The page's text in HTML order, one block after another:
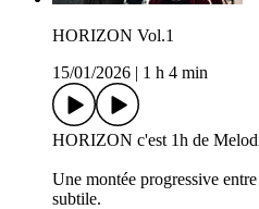
HORIZON Vol.1
15/01/2026 | 1 h 4 min
HORIZON c'est 1h de
Une montée progressive
subtile.